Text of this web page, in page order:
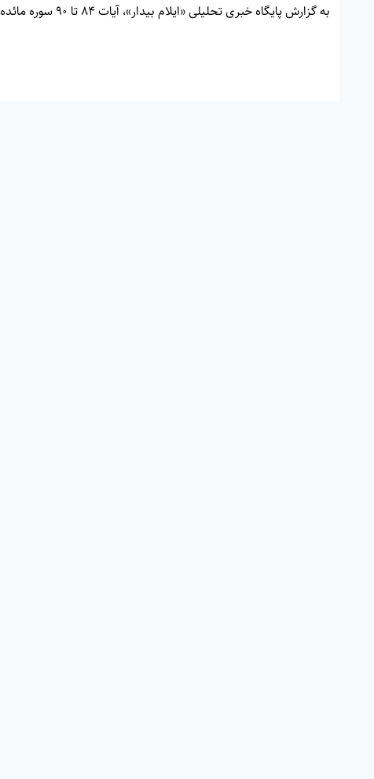
به گزارش پایگاه خبری تحلیلی «ایلام بیدار»، آیات 84 تا 90 سوره مائده را با هم می‌شنویم.